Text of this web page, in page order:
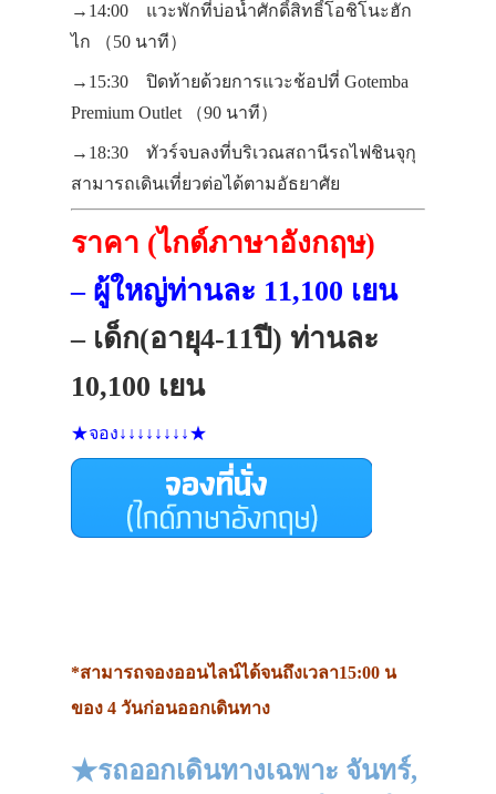
→14:00 แวะพักที่บ่อน้ำศักดิ์สิทธิ์โอชิโนะฮัก
ไก （50 นาที）
→15:30 ปิดท้ายด้วยการแวะช้อปที่ Gotemba
Premium Outlet （90 นาที）
→18:30 ทัวร์จบลงที่บริเวณสถานีรถไฟชินจุกุ
สามารถเดินเที่ยวต่อได้ตามอัธยาศัย
ราคา (ไกด์ภาษาอังกฤษ)
– ผู้ใหญ่ท่านละ 11,100 เยน
– เด็ก(อายุ4-11ปี) ท่านละ
10,100 เยน
★จอง↓↓↓↓↓↓↓↓★
*สามารถจองออนไลน์ได้จนถึงเวลา15:00 น
ของ 4 วันก่อนออกเดินทาง
★รถออกเดินทางเฉพาะ จันทร์,